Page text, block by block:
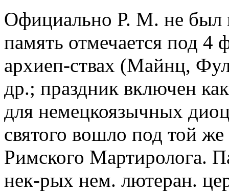
Официально Р. М. не был
память отмечается под 4
архиеп-ствах (Майнц,
др.; праздник включен
для немецкоязычных
святого вошло под той
Римского Мартиролога.
нек-рых нем. лютеран.